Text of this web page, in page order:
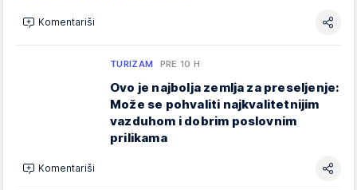
Komentariši
TURIZAM PRE 10 H
Ovo je najbolja zemlja za preseljenje:
Može se pohvaliti najkvalitetnijim
vazduhom i dobrim poslovnim
prilikama
Komentariši